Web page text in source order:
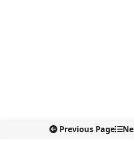
Previous Page